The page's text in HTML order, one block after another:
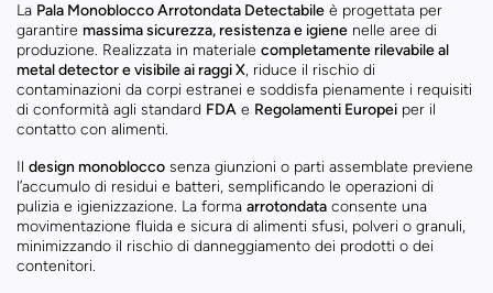
La Pala Monoblocco Arrotondata Detectabile è progettata per
garantire massima sicurezza, resistenza e igiene nelle aree di
produzione. Realizzata in materiale completamente rilevabile al
metal detector e visibile ai raggi X, riduce il rischio di
contaminazioni da corpi estranei e soddisfa pienamente i requisiti
di conformità agli standard FDA e Regolamenti Europei per il
contatto con alimenti.
Il design monoblocco senza giunzioni o parti assemblate previene
l’accumulo di residui e batteri, semplificando le operazioni di
pulizia e igienizzazione. La forma arrotondata consente una
movimentazione fluida e sicura di alimenti sfusi, polveri o granuli,
minimizzando il rischio di danneggiamento dei prodotti o dei
contenitori.